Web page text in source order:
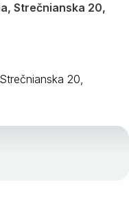
Strečnianska 20,
20,